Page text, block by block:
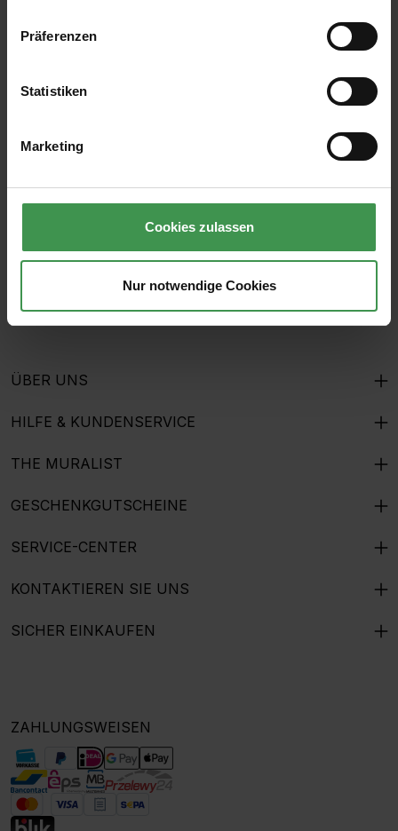
Präferenzen
Statistiken
Marketing
Cookies zulassen
Nur notwendige Cookies
E-Mail-Adresse*
Ich habe dieDatenschutzbestimmungenzur Kenntnis
einverstanden.
ÜBER UNS
HILFE & KUNDENSERVICE
THE MURALIST
GESCHENKGUTSCHEINE
SERVICE-CENTER
KONTAKTIEREN SIE UNS
SICHER EINKAUFEN
ZAHLUNGSWEISEN